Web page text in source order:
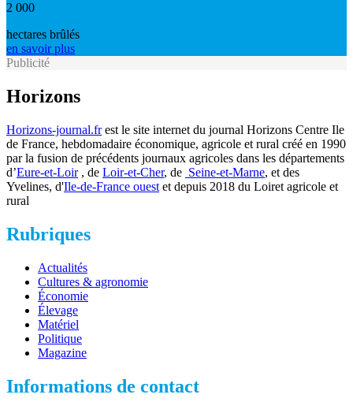
2 000
hectares brûlés
en savoir plus
Publicité
Horizons
Horizons-journal.frest le site internet du journal Horizons Centre Ile
de France, hebdomadaire économique, agricole et rural créé en 1990
par la fusion de précédents journaux agricoles dans les départements
d’Eure-et-Loir, de Loir-et-Cher, de Seine-et-Marne, et des
Yvelines, d'Ile-de-France ouest et depuis 2018 du Loiret agricole et
rural
Rubriques
Actualités
Cultures & agronomie
Économie
Élevage
Matériel
Politique
Magazine
Informations de contact